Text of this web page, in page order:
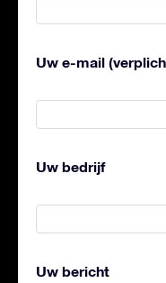
Uw e-mail
Uw bedrijf
Uw bericht